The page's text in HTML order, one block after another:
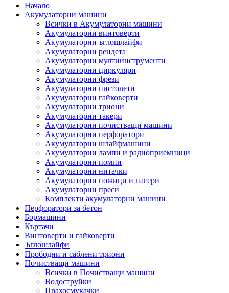
Начало
Акумулаторни машини
Всички в Акумулаторни машини
Акумулаторни винтоверти
Акумулаторни ъглошлайфи
Акумулаторни рендета
Акумулаторни мултиинструменти
Акумулаторни циркуляри
Акумулаторни фрези
Акумулаторни пистолети
Акумулаторни гайковерти
Акумулаторни триони
Акумулаторни такери
Акумулаторни почистващи машини
Акумулаторни перфоратори
Акумулаторни шлайфмашини
Акумулаторни лампи и радиоприемници
Акумулаторни помпи
Акумулаторни нитачки
Акумулаторни ножици и нагери
Акумулаторни преси
Комплекти акумулаторни машини
Перфоратори за бетон
Бормашини
Къртачи
Винтоверти и гайковерти
Ъглошлайфи
Прободни и саблени триони
Почистващи машини
Всички в Почистващи машини
Водоструйки
Прахосмукачки